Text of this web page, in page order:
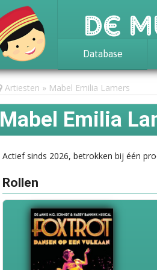
De
Database
Achtergrond
Awards
Statistieken
Artiesten Mabel Emilia Lamers
Mabel Emilia
Actief sinds 2026, betrokken bij één
Rollen